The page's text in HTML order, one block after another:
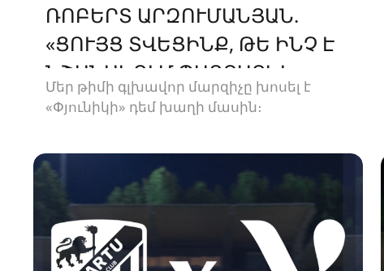
ՌՈԲԵՐՏ ԱՐԶՈՒՄԱՆՅԱՆ.
«ՑՈՒՅՑ ՏՎԵՑԻՆՔ, ԹԵ ԻՆՉ Է
ՆՇԱՆԱԿՈՒՄ ՊԱՅՔԱՐԵԼ»
Մեր թիմի գլխավոր մարզիչը խոսել է
«Փյունիկի» դեմ խաղի մասին։